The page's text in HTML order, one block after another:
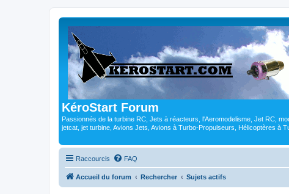
KéroStart Forum
Passionnés de la turbine RC, Jets à réacteurs, l'Aeromodelisme, Jet RC,
jetcat, jet turbine, Avions Jets, Avions à Turbo-Propulseurs, Hélicoptères à
Raccourcis FAQ
Accueil du forum Rechercher Sujets actifs